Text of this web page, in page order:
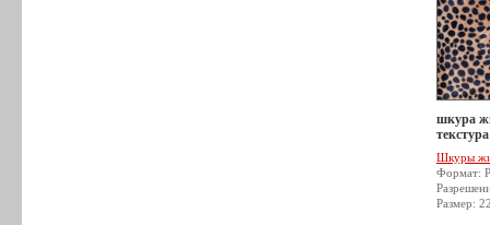
шкура
текстура
Шкуры
Формат:
Размер: